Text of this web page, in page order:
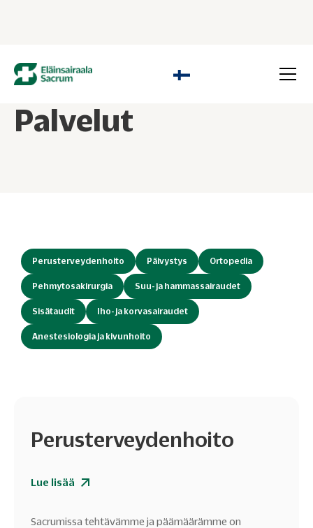
Palvelut
Perusterveydenhoito Päivystys Ortopedia
Pehmytosakirurgia Suu- ja hammassairaudet
Sisätaudit Iho- ja korvasairaudet
Anestesiologia ja kivunhoito
Perusterveydenhoito
Lue lisää
Sacrumissa tehtävämme ja päämäärämme on